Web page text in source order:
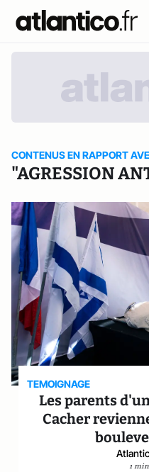
CONTENUS EN RAPPORT
"AGRESSION
TEMOIGNAGE
Les parents
Cacher
1